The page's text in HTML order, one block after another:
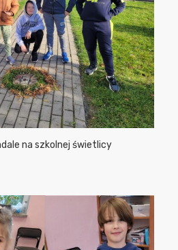
na szkolnej świetlicy